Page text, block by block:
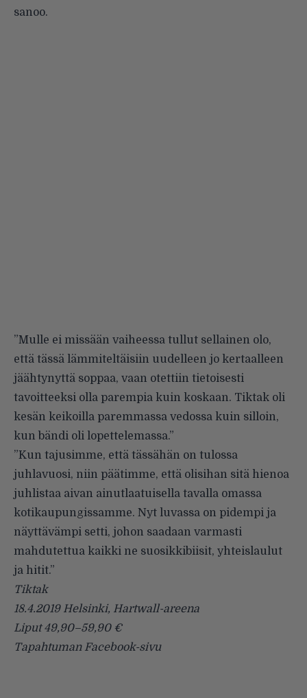
sanoo.
”Mulle ei missään vaiheessa tullut sellainen olo,
että tässä lämmiteltäisiin uudelleen jo kertaalleen
jäähtynyttä soppaa, vaan otettiin tietoisesti
tavoitteeksi olla parempia kuin koskaan. Tiktak oli
kesän keikoilla paremmassa vedossa kuin silloin,
kun bändi oli lopettelemassa.”
”Kun tajusimme, että tässähän on tulossa
juhlavuosi, niin päätimme, että olisihan sitä hienoa
juhlistaa aivan ainutlaatuisella tavalla omassa
kotikaupungissamme. Nyt luvassa on pidempi ja
näyttävämpi setti, johon saadaan varmasti
mahdutettua kaikki ne suosikkibiisit, yhteislaulut
ja hitit.”
Tiktak
18.4.2019 Helsinki, Hartwall-areena
Liput 49,90–59,90 €
Tapahtuman Facebook-sivu